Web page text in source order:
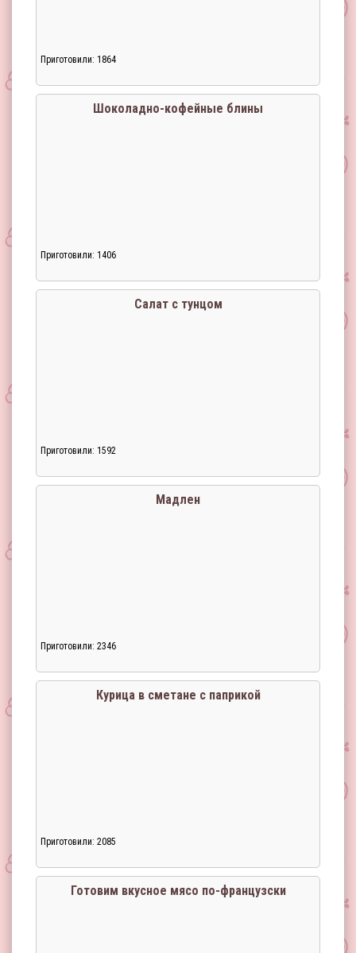
Приготовили: 1864
Шоколадно-кофейные блины
Приготовили: 1406
Салат с тунцом
Приготовили: 1592
Мадлен
Приготовили: 2346
Курица в сметане с паприкой
Приготовили: 2085
Готовим вкусное мясо по-французски